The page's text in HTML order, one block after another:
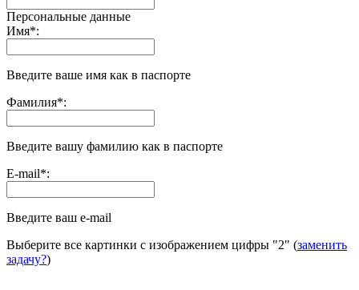
Персональные данные
Имя*:
Введите ваше имя как в паспорте
Фамилия*:
Введите вашу фамилию как в паспорте
E-mail*:
Введите ваш e-mail
Выберите все картинки с изображением цифры "2" (заменить
задачу?)